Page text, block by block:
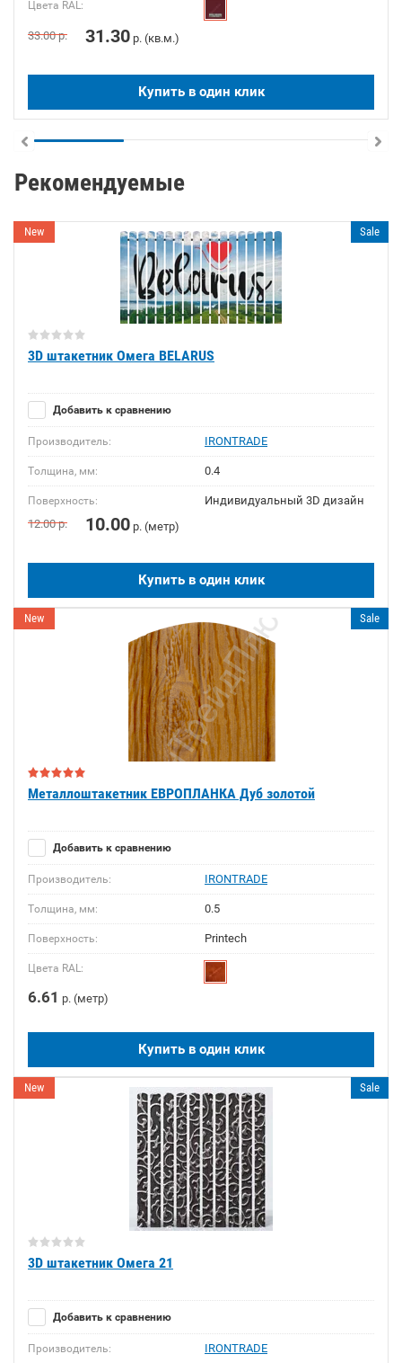
Цвета RAL:
33.00р. 31.30 р. (кв.м.)
Купить в один клик
Рекомендуемые
New Sale
3D штакетник Омега BELARUS
Добавить к сравнению
Производитель: IRONTRADE
Толщина, мм: 0.4
Поверхность:
Индивидуальный 3D дизайн
12.00р. 10.00 р. (метр)
Купить в один клик
New Sale
Металлоштакетник ЕВРОПЛАНКА Дуб золотой
Добавить к сравнению
Производитель: IRONTRADE
Толщина, мм: 0.5
Поверхность: Printech
Цвета RAL:
6.61 р. (метр)
Купить в один клик
New Sale
3D штакетник Омега 21
Добавить к сравнению
Производитель: IRONTRADE